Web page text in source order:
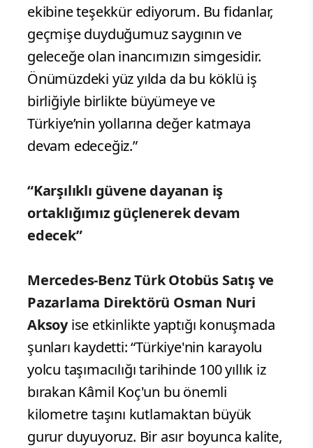
ekibine teşekkür ediyorum. Bu fidanlar,
geçmişe duyduğumuz saygının ve
geleceğe olan inancımızın simgesidir.
Önümüzdeki yüz yılda da bu köklü iş
birliğiyle birlikte büyümeye ve
Türkiye’nin yollarına değer katmaya
devam edeceğiz.”
“Karşılıklı güvene dayanan iş
ortaklığımız güçlenerek devam
edecek”
Mercedes-Benz Türk Otobüs Satış ve
Pazarlama Direktörü Osman Nuri
Aksoyise etkinlikte yaptığı konuşmada
şunları kaydetti: “Türkiye'nin karayolu
yolcu taşımacılığı tarihinde 100 yıllık iz
bırakan Kâmil Koç'un bu önemli
kilometre taşını kutlamaktan büyük
gurur duyuyoruz. Bir asır boyunca kalite,